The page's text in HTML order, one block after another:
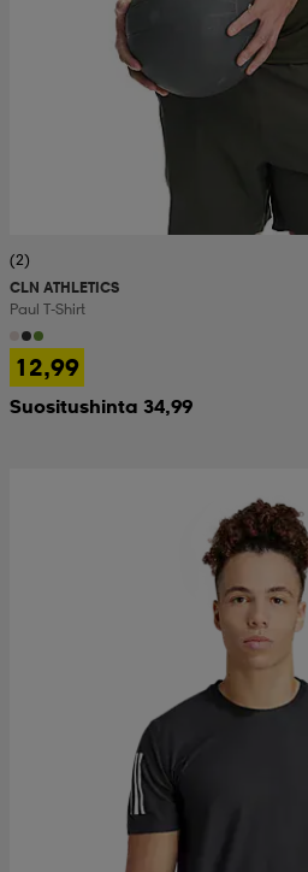
(2)
CLN ATHLETICS
Paul T-Shirt
12,99
Suositushinta 34,99